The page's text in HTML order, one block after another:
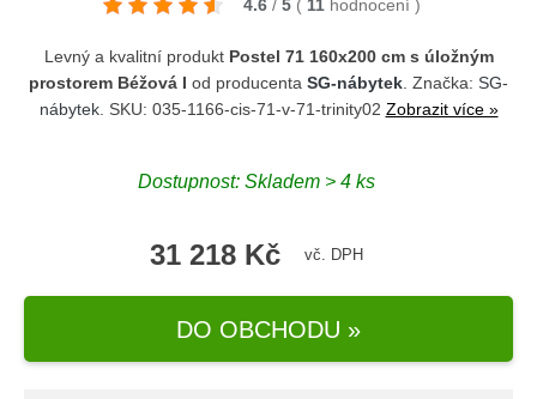
4.6 / 5 ( 11 hodnocení )
Levný a kvalitní produkt Postel 71 160x200 cm s úložným
prostorem Béžová I od producenta SG-nábytek . Značka: SG-
nábytek. SKU: 035-1166-cis-71-v-71-trinity02 Zobrazit více »
Dostupnost: Skladem > 4 ks
31 218 Kč vč. DPH
DO OBCHODU »